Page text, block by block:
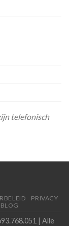
telefonisch
PRIVACY
BLOG
| Alle